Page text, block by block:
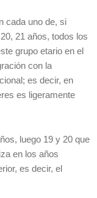
cada uno de, si
21 años, todos los
grupo etario en el
con la
es decir, en
es ligeramente
luego 19 y 20 que
en los años
es decir, el